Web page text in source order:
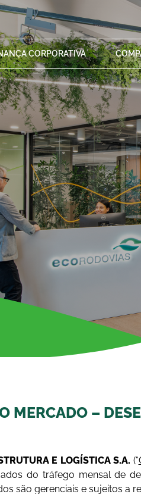
CORPORATIVA
MERCADO –
E LOGÍSTICA S.A. (“
do tráfego mensal de
são gerenciais e sujeitos a